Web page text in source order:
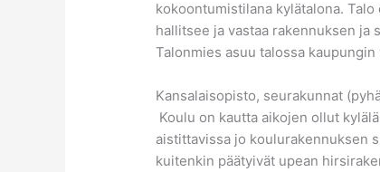
kokoontumistilana kylätalona.
hallitsee ja vastaa rakennuksen
Talonmies asuu talossa kaupungin
Kansalaisopisto, seurakunnat
Koulu on kautta aikojen ollut
aistittavissa jo koulurakennuksen
kuitenkin päätyivät upean